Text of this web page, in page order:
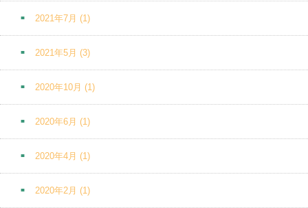
2021年7月 (1)
2021年5月 (3)
2020年10月 (1)
2020年6月 (1)
2020年4月 (1)
2020年2月 (1)